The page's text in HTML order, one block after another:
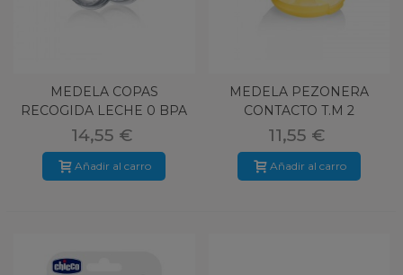
MEDELA COPAS
RECOGIDA LECHE 0 BPA
2U
14,55 €
Añadir al carro
MEDELA PEZONERA
CONTACTO T.M 2
UNIDADES
11,55 €
Añadir al carro